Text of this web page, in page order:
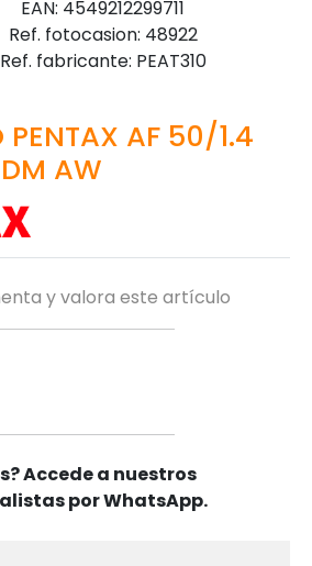
EAN: 4549212299711
Ref. fotocasion: 48922
Ref. fabricante: PEAT310
PENTAX AF 50/1.4
AW
y valora este artículo
Accede a nuestros
por WhatsApp.